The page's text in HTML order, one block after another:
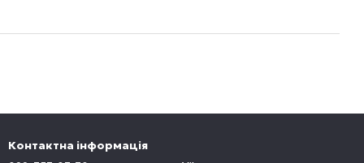
Контактна інформація